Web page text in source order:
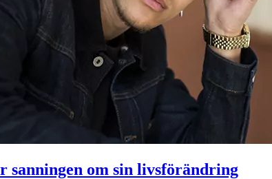
sanningen om sin livsförändring